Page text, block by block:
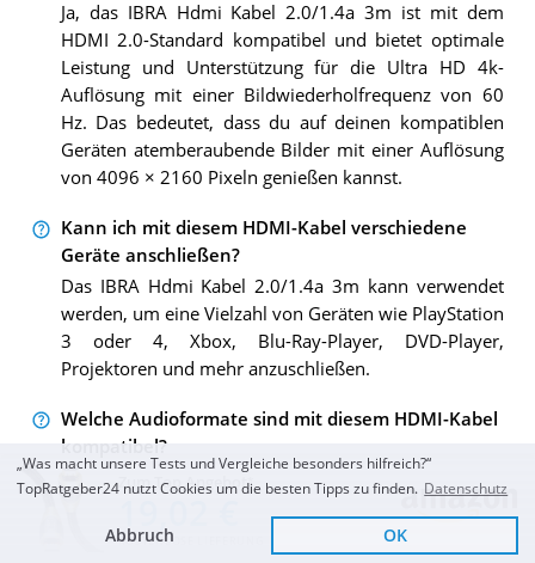
Zum Top Angebot
KOSTENLOSE LIEFERUNG
Ja, das IBRA Hdmi Kabel 2.0/1.4a 3m ist mit dem
HDMI 2.0-Standard kompatibel und bietet optimale
Leistung und Unterstützung für die Ultra HD 4k-
Auflösung mit einer Bildwiederholfrequenz von 60
Hz. Das bedeutet, dass du auf deinen kompatiblen
Geräten atemberaubende Bilder mit einer Auflösung
von 4096 × 2160 Pixeln genießen kannst.
Kann ich mit diesem HDMI-Kabel verschiedene
Geräte anschließen?
Das IBRA Hdmi Kabel 2.0/1.4a 3m kann verwendet
werden, um eine Vielzahl von Geräten wie PlayStation
3 oder 4, Xbox, Blu-Ray-Player, DVD-Player,
Projektoren und mehr anzuschließen.
Welche Audioformate sind mit diesem HDMI-Kabel
kompatibel?
Dieses HDMI-Kabel unterstützt verschiedene
Audioformate wie Stereo, Mono, 2.1, 5.1 und sogar
bis zu 7.1 Surround-Sound-Systeme. Es sorgt für ein
„Was macht unsere Tests und Vergleiche besonders hilfreich?“
TopRatgeber24 nutzt Cookies um die besten Tipps zu finden. Datenschutz
Abbruch OK